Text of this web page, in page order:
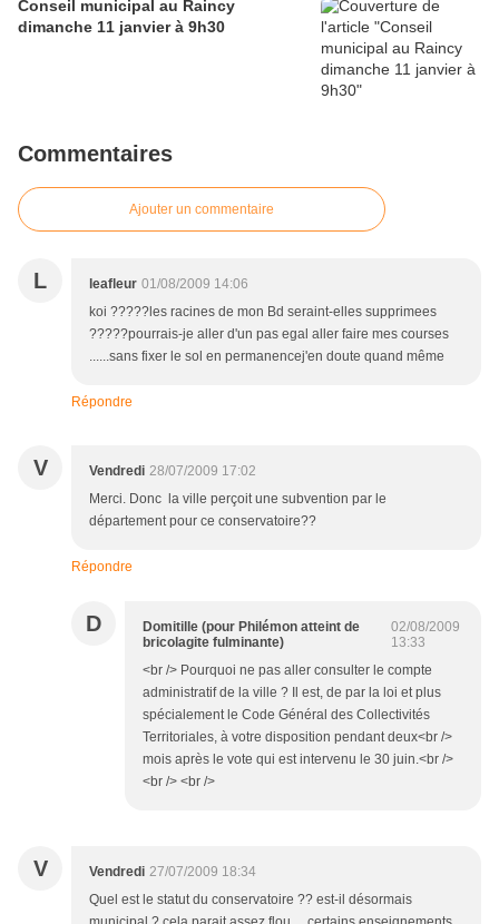
Conseil municipal au Raincy
dimanche 11 janvier à 9h30
Commentaires
Ajouter un commentaire
L leafleur 01/08/2009 14:06
koi ?????les racines de mon Bd seraint-elles supprimees
?????pourrais-je aller d'un pas egal aller faire mes courses
......sans fixer le sol en permanencej'en doute quand même
Répondre
V Vendredi 28/07/2009 17:02
Merci. Donc la ville perçoit une subvention par le
département pour ce conservatoire??
Répondre
D
Domitille (pour Philémon atteint de
bricolagite fulminante)
02/08/2009
13:33
<br /> Pourquoi ne pas aller consulter le compte
administratif de la ville ? Il est, de par la loi et plus
spécialement le Code Général des Collectivités
Territoriales, à votre disposition pendant deux<br />
mois après le vote qui est intervenu le 30 juin.<br />
<br /> <br />
V Vendredi 27/07/2009 18:34
Quel est le statut du conservatoire ?? est-il désormais